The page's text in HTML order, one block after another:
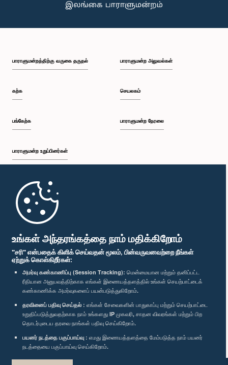
உங்கள் அந்தரங்கத்தை நாம் மதிக்கிறோம்
"சரி" என்பதைக் கிளிக் செய்வதன் மூலம், பின்வருவனவற்றை நீங்கள்
ஏற்றுக் கொள்கிறீர்கள்:
அமர்வு கண்காணிப்பு (Session Tracking): மென்மையான மற்றும் தனிப்பட்ட
ரீதியான அனுபவத்திற்காக எங்கள் இணையத்தளத்தில் உங்கள் செயற்பாட்டைக்
கண்காணிக்க அமர்வுகளைப் பயன்படுத்துகிறோம்.
தரவினைப் பதிவு செய்தல் : எங்கள் சேவைகளின் பாதுகாப்பு மற்றும் செயற்பாட்டை
உறுதிப்படுத்துவதற்காக நாம் உங்களது IP முகவரி, சாதன விவரங்கள் மற்றும் பிற
தொடர்புடைய தரவை நாங்கள் பதிவு செய்கிறோம்.
பயனர் நடத்தை பகுப்பாய்வு : எமது இணையத்தளத்தை மேம்படுத்த நாம் பயனர்
நடத்தையை பகுப்பாய்வு செய்கிறோம்.
பாராளுமன்றத்திற்கு வருகை தருதல்
கற்க
பங்கேற்க
பாராளுமன்ற உறுப்பினர்கள்
முதற்பக்கம்
பாராளுமன்ற அலுவல்கள்
செயலகம்
பாராளுமன்ற நேரலை
பாராளுமன்ற கையடக்க செயலி
எம்மை பின்தொடர்க :
விருதுகள்
தனியுரிமைக் கொள்கை